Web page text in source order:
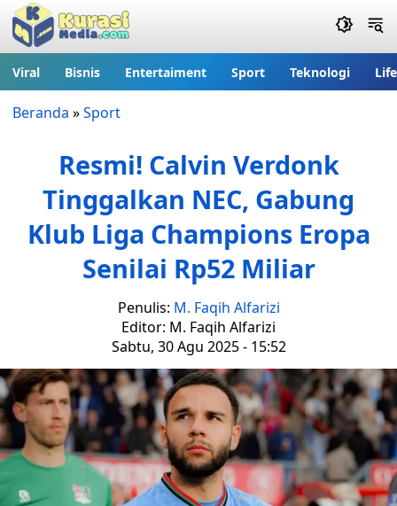
Viral Bisnis Entertaiment Sport Teknologi
Beranda »Sport
Resmi! Calvin Verdonk
Tinggalkan NEC, Gabung
Klub Liga Champions Eropa
Senilai Rp52 Miliar
Penulis: M. Faqih Alfarizi
Editor: M. Faqih Alfarizi
Sabtu, 30 Agu 2025 - 15:52